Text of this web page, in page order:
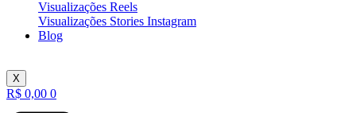
Visualizações Reels
Visualizações Stories Instagram
Blog
X
R$ 0,00 0